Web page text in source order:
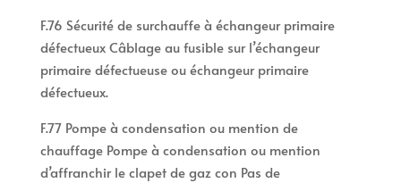
F.76 Sécurité de surchauffe à échangeur primaire
défectueux Câblage au fusible sur l’échangeur
primaire défectueuse ou échangeur primaire
défectueux.
F.77 Pompe à condensation ou mention de
chauffage Pompe à condensation ou mention
d’affranchir le clapet de gaz con Pas de